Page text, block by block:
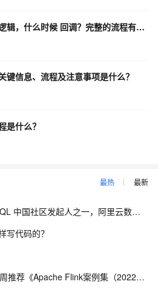
金融级实人认证回调的一些逻辑，什么时候 回调？完整的流程有没有没有？
键信息、流程及注意事项是什么？
是什么？
最热 最新
【大咖问答】对话PostgreSQL 中国社区发起人之一，阿里云数据库高级专家 德哥
写代码的？
【藏经阁一起读（27）】本周推荐《Apache Flink案例集（2022版）》，你有哪些心得？